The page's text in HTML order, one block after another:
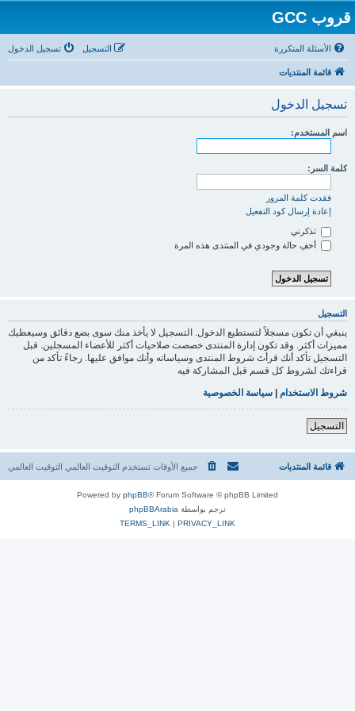
قروب GCC
الأسئلة المتكررة تسجيل الدخول التسجيل
قائمة المنتديات
تسجيل الدخول
اسم المستخدم:
كلمة السر:
فقدت كلمة المرور
إعادة إرسال كود التفعيل
تذكرني
أخفِ حالة وجودي في المنتدى هذه المرة
التسجيل
ينبغي أن تكون مسجلاً لتستطيع الدخول. التسجيل لا يأخذ منك سوى بضع دقائق وسيعطيك
مميزات أكثر. وقد تكون إدارة المنتدى خصصت صلاحيات أكثر للأعضاء المسجلين. قبل
التسجيل تأكد أنك قرأتَ شروط المنتدى وسياساته وأنك موافق عليها. رجاءً تأكد من
قراءتك لشروط كل قسم قبل المشاركة فيه
شروط الاستخدام | سياسة الخصوصية
التسجيل
قائمة المنتديات جميع الأوقات تستخدم التوقيت العالمي التوقيت العالمي
Powered by phpBB® Forum Software © phpBB Limited
ترجم بواسطة phpBBArabia
PRIVACY_LINK
|
TERMS_LINK